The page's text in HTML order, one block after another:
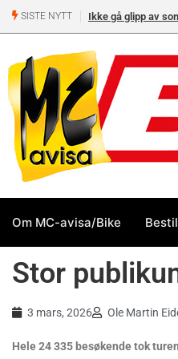
SISTE NYTT Ikke gå glipp av
Om MC-avisa/Bike
Stor
3 mars, 2026 Ole Martin
Hele 24 335 besøkende tok